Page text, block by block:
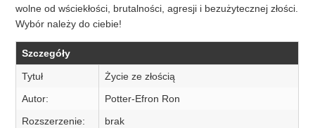
wolne od wściekłości, brutalności, agresji i bezużytecznej złości.
Wybór należy do ciebie!
Szczegóły
Tytuł
Życie ze złością
Autor:
Potter-Efron Ron
Rozszerzenie:
brak